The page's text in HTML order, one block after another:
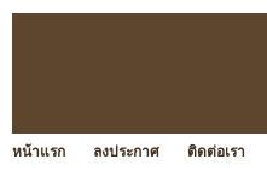
หน้าแรก ลงประกาศ ติดต่อเรา